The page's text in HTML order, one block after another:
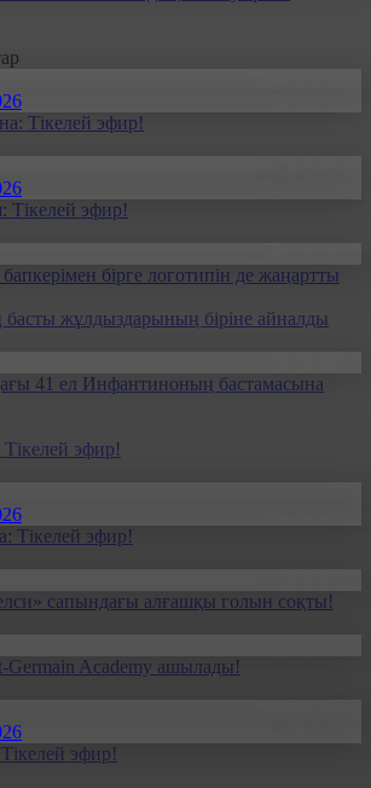
Тікелей эфир!
Тікелей эфир!
бірге логотипін де жаңартты
басты жұлдыздарының біріне айналды
41 ел Инфантиноның бастамасына
эфир!
Тікелей эфир!
сапындағы алғашқы голын соқты!
Germain Academy ашылады!
эфир!